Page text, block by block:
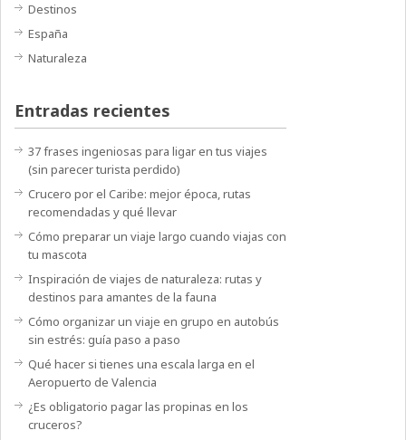
Destinos
España
Naturaleza
Entradas recientes
37 frases ingeniosas para ligar en tus viajes
(sin parecer turista perdido)
Crucero por el Caribe: mejor época, rutas
recomendadas y qué llevar
Cómo preparar un viaje largo cuando viajas con
tu mascota
Inspiración de viajes de naturaleza: rutas y
destinos para amantes de la fauna
Cómo organizar un viaje en grupo en autobús
sin estrés: guía paso a paso
Qué hacer si tienes una escala larga en el
Aeropuerto de Valencia
¿Es obligatorio pagar las propinas en los
cruceros?